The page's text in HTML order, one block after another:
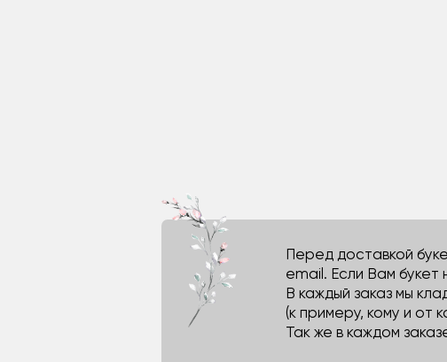
Перед доставкой
email. Если Вам букет
В каждый заказ мы
(к примеру, кому и от
Так же в каждом